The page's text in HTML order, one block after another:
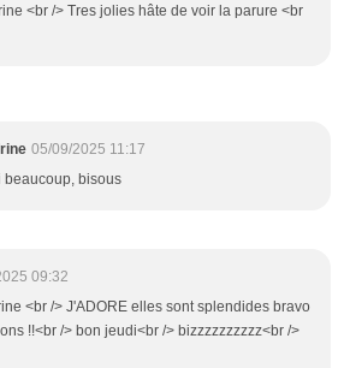
<br /> Tres jolies hâte de voir la parure <br
05/09/2025 11:17
beaucoup, bisous
09:32
<br /> J'ADORE elles sont splendides bravo
!!<br /> bon jeudi<br /> bizzzzzzzzzz<br />